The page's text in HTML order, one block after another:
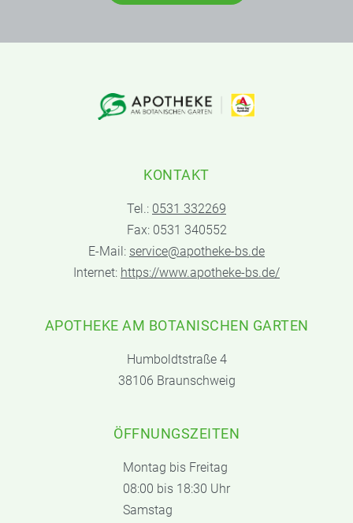
KONTAKT
Tel.: 0531 332269
Fax: 0531 340552
E-Mail: service@apotheke-bs.de
Internet: https://www.apotheke-bs.de/
APOTHEKE AM BOTANISCHEN GARTEN
Humboldtstraße 4
38106 Braunschweig
ÖFFNUNGSZEITEN
Montag bis Freitag
08:00 bis 18:30 Uhr
Samstag